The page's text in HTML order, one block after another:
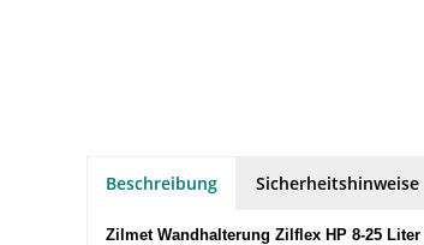
Beschreibung Sicherheitshinweise
Zilmet Wandhalterung Zilflex HP 8-25